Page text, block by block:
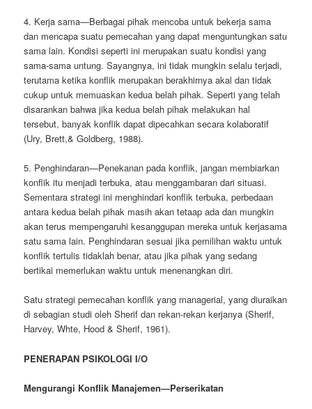
4. Kerja sama—Berbagai pihak mencoba untuk bekerja sama
dan mencapa suatu pemecahan yang dapat menguntungkan satu
sama lain. Kondisi seperti ini merupakan suatu kondisi yang
sama-sama untung. Sayangnya, ini tidak mungkin selalu terjadi,
terutama ketika konflik merupakan berakhirnya akal dan tidak
cukup untuk memuaskan kedua belah pihak. Seperti yang telah
disarankan bahwa jika kedua belah pihak melakukan hal
tersebut, banyak konflik dapat dipecahkan secara kolaboratif
(Ury, Brett,& Goldberg, 1988).
5. Penghindaran—Penekanan pada konflik, jangan membiarkan
konflik itu menjadi terbuka, atau menggambaran dari situasi.
Sementara strategi ini menghindari konflik terbuka, perbedaan
antara kedua belah pihak masih akan tetaap ada dan mungkin
akan terus mempengaruhi kesanggupan mereka untuk kerjasama
satu sama lain. Penghindaran sesuai jika pemilihan waktu untuk
konflik tertulis tidaklah benar, atau jika pihak yang sedang
bertikai memerlukan waktu untuk menenangkan diri.
Satu strategi pemecahan konflik yang managerial, yang diuraikan
di sebagian studi oleh Sherif dan rekan-rekan kerjanya (Sherif,
Harvey, Whte, Hood & Sherif, 1961).
PENERAPAN PSIKOLOGI I/O
Mengurangi Konflik Manajemen—Perserikatan